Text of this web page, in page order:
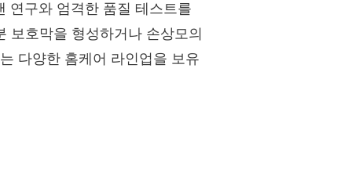
연구와 엄격한 품질 테스트를
보호막을 형성하거나 손상모의
다양한 홈케어 라인업을 보유